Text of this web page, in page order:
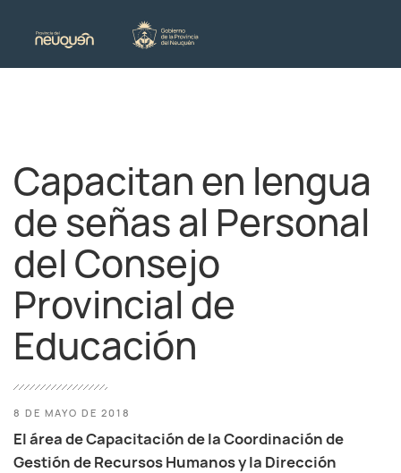
Capacitan en lengua
de señas al Personal
del Consejo
Provincial de
Educación
8 DE MAYO DE 2018
El área de Capacitación de la Coordinación de
Gestión de Recursos Humanos y la Dirección